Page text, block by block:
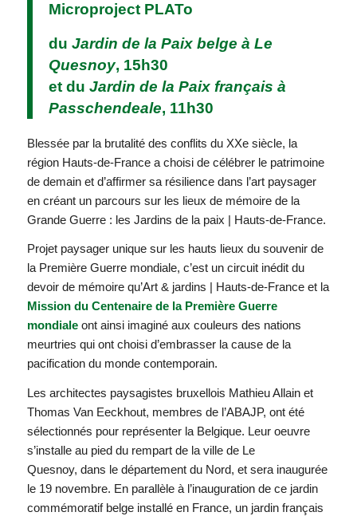
Microproject PLATo
du Jardin de la Paix belge à Le
Quesnoy, 15h30
et du Jardin de la Paix français à
Passchendeale, 11h30
Blessée par la brutalité des conflits du XXe siècle, la
région Hauts-de-France a choisi de célébrer le patrimoine
de demain et d’affirmer sa résilience dans l’art paysager
en créant un parcours sur les lieux de mémoire de la
Grande Guerre : les Jardins de la paix | Hauts-de-France.
Projet paysager unique sur les hauts lieux du souvenir de
la Première Guerre mondiale, c’est un circuit inédit du
devoir de mémoire qu’Art & jardins | Hauts-de-France et la
Mission du Centenaire de la Première Guerre
mondialeont ainsi imaginé aux couleurs des nations
meurtries qui ont choisi d’embrasser la cause de la
pacification du monde contemporain.
Les architectes paysagistes bruxellois Mathieu Allain et
Thomas Van Eeckhout, membres de l’ABAJP, ont été
sélectionnés pour représenter la Belgique. Leur oeuvre
s’installe au pied du rempart de la ville de Le
Quesnoy, dans le département du Nord, et sera inaugurée
le 19 novembre. En parallèle à l’inauguration de ce jardin
commémoratif belge installé en France, un jardin français